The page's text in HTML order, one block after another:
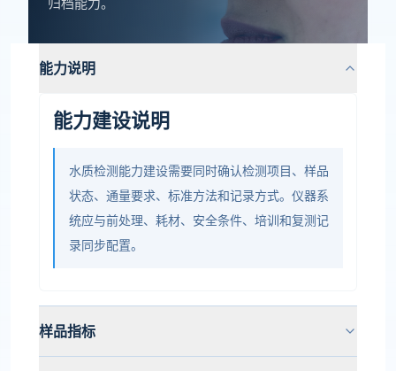
能力说明
能力建设说明
水质检测能力建设需要同时确认检测项目、样品
状态、通量要求、标准方法和记录方式。仪器系
统应与前处理、耗材、安全条件、培训和复测记
录同步配置。
样品指标